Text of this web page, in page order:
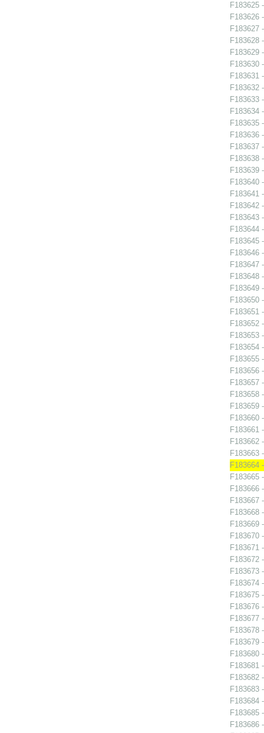
F183625
F183626
F183627
F183628
F183629
F183630
F183631
F183632
F183633
F183634
F183635
F183636
F183637
F183638
F183639
F183640
F183641
F183642
F183643
F183644
F183645
F183646
F183647
F183648
F183649
F183650
F183651
F183652
F183653
F183654
F183655
F183656
F183657
F183658
F183659
F183660
F183661
F183662
F183663
F183664
F183665
F183666
F183667
F183668
F183669
F183670
F183671
F183672
F183673
F183674
F183675
F183676
F183677
F183678
F183679
F183680
F183681
F183682
F183683
F183684
F183685
F183686